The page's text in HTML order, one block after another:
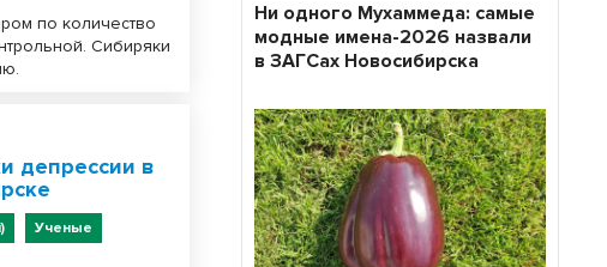
по количество
Сибиряки
депрессии в
Ученые
Ни одного Мухаммеда: самые
модные имена-2026 назвали
в ЗАГСах Новосибирска